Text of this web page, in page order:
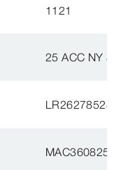
1121
25 ACC NY